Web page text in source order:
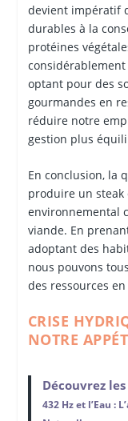
devient impératif
durables à la
protéines
optant pour des
gourmandes en
réduire notre
gestion plus
En conclusion, la
produire un
environnemental
viande. En
adoptant des
nous pouvons
des ressources
CRISE
NOTRE
Découvrez
432 Hz et l’Eau :